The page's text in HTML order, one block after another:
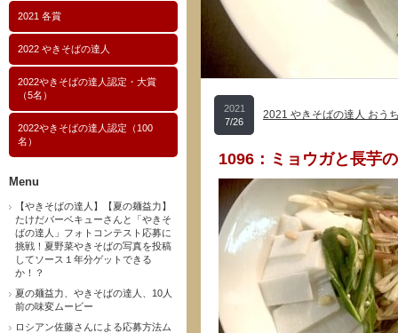
2021 各賞
2022 やきそばの達人
2022やきそばの達人認定・大賞
（5名）
2022やきそばの達人認定（100
名）
Menu
【やきそばの達人】【夏の麺益力】
たけだバーベキューさんと「やきそ
ばの達人」フォトコンテスト応募に
挑戦！夏野菜やきそばの写真を投稿
してソース１年分ゲットできる
か！？
夏の麺益力、やきそばの達人、10人
前の味変ムービー
ロシアン佐藤さんによる応募方法ム
2021
7/26
2021 やきそばの達人 おう
1096：ミョウガと長芋